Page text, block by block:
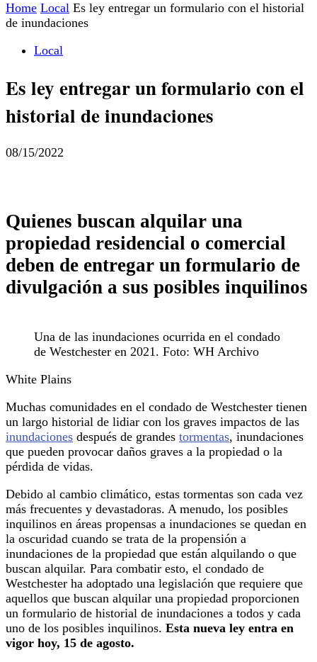
Home Local Es ley entregar un formulario con el historial
de inundaciones
Local
Es ley entregar un formulario con el
historial de inundaciones
08/15/2022
Quienes buscan alquilar una
propiedad residencial o comercial
deben de entregar un formulario de
divulgación a sus posibles inquilinos
Una de las inundaciones ocurrida en el condado
de Westchester en 2021. Foto: WH Archivo
White Plains
Muchas comunidades en el condado de Westchester tienen
un largo historial de lidiar con los graves impactos de las
inundaciones después de grandes tormentas, inundaciones
que pueden provocar daños graves a la propiedad o la
pérdida de vidas.
Debido al cambio climático, estas tormentas son cada vez
más frecuentes y devastadoras. A menudo, los posibles
inquilinos en áreas propensas a inundaciones se quedan en
la oscuridad cuando se trata de la propensión a
inundaciones de la propiedad que están alquilando o que
buscan alquilar. Para combatir esto, el condado de
Westchester ha adoptado una legislación que requiere que
aquellos que buscan alquilar una propiedad proporcionen
un formulario de historial de inundaciones a todos y cada
uno de los posibles inquilinos. Esta nueva ley entra en
vigor hoy, 15 de agosto.